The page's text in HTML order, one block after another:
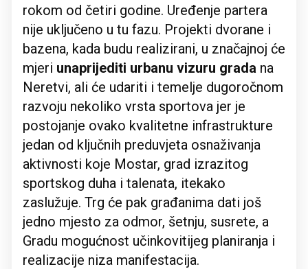
rokom od četiri godine. Uređenje partera
nije uključeno u tu fazu. Projekti dvorane i
bazena, kada budu realizirani, u značajnoj će
mjeri unaprijediti urbanu vizuru grada na
Neretvi, ali će udariti i temelje dugoročnom
razvoju nekoliko vrsta sportova jer je
postojanje ovako kvalitetne infrastrukture
jedan od ključnih preduvjeta osnaživanja
aktivnosti koje Mostar, grad izrazitog
sportskog duha i talenata, itekako
zaslužuje. Trg će pak građanima dati još
jedno mjesto za odmor, šetnju, susrete, a
Gradu mogućnost učinkovitijeg planiranja i
realizacije niza manifestacija.